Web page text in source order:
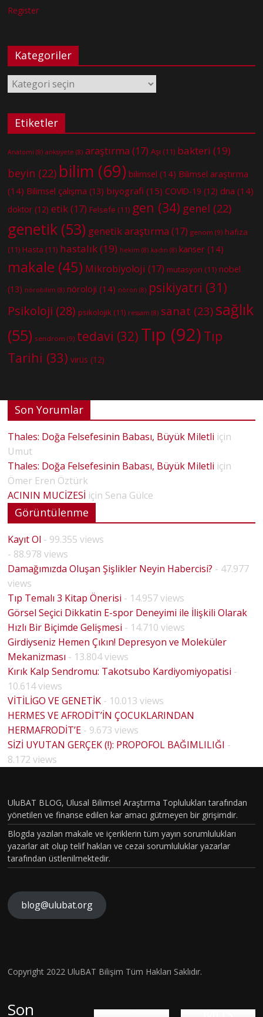
Register
Kategoriler
Kategoriler
Etiketler
Anatomi (8) anksiyete (8) araştırma (17) Aşı (11) bakteri (19)
beyin (22) bilim (69) bilimsel (14) Bilimsel araştırma
(14) Bilimsel çalışma (13) biyografi (15) COVID-19 (12) dna (14)
doktor (12) etik(17) Felsefe (11) gen (34) genel (22)
genetik (53) genetik araştırma (17) genom (9) hafıza
(11) Hasta (11) hastalık(19) hekim (8) kadın (8) kanser (14)
makale (45) Mikrobiyoloji (17) mutasyon (11) nobel
(13) nörobilim (8) nöroloji (14) nöron (8) psikiyatri (31)
Psikoloji (28) psikolojik (11) ressam (8) sanat (23) sağlık
(55) sendrom (9) tedavi (32) Tıp (92) Tıp
Tarihi (33) virüs (12)
Son Yorumlar
Thales: Doğa Felsefesinin Babası, Büyük Miletli için
Umut
Thales: Doğa Felsefesinin Babası, Büyük Miletli için
Ömer Eren Öztürk
ACININ MUCİZESİ için Sena Gülce
Görüntülenme
Kayıt Ol - 99.355 views
- 88.978 views
Damağımızda Oluşan Şişlikler Neyin Habercisi? - 47.977
views
Tıp Temalı 3 Kitap Önerisi - 14.957 views
Görsel Seçici Dikkatin E-spor Deneyimi ile İlişkili Olarak
Hızlı Bir Biçimde Gelişmesi - 14.710 views
Girdiyseniz Hemen Çıkın! Depresyon ve Moleküler
Mekanizması - 13.804 views
Kırık Kalp Sendromu: Takotsubo Kardiyomiyopatisi -
10.614 views
VİTİLİGO VE GENETİK - 10.013 views
HERMES VE AFRODİT’İN ÇOCUKLARINDAN
HERMAFRODİT’E - 9.673 views
SİZİ UYUTAN GERÇEK (!): PROPOFOL BAĞIMLILIĞI -
8.172 views
UluBAT BLOG, Ulusal Bilimsel Araştırma Toplulukları tarafından
yönetilen ve finanse edilen kar amacı gütmeyen bir girişimdir.
Blogda yazılan makale ve içeriklerin tüm yayın sorumlulukları
yazarlar ait olup telif hakları ve cezai sorumluluklar yazarlar
tarafından üstlenilmektedir.
blog@ulubat.org
Copyright 2022 UluBAT Bilişim Tüm Hakları Saklıdır.
Son
Hava
BİYOLO
JİK
TOPLU
MSAL
CİNSİYE
T
MLARIN
IN
FİZYOL
TARİHS
HOUSE
MD
BÖLÜM
VAKASI
GERÇEK
OLDU :
TÜRKİY
KTANISI